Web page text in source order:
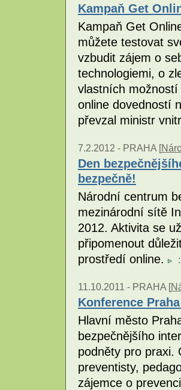
Kampaň Get
Kampaň Get
můžete testovat
vzbudit zájem o
technologiemi, o
vlastních
online dovedností
převzal ministr
7.2.2012 - PRAHA [
Den
bezpečně!
Národní centrum
mezinárodní sítě
2012. Aktivita se
připomenout
prostředí online.
11.10.2011 - PRAHA [
Konference
Hlavní město
bezpečnějšího
podněty pro praxi.
preventisty,
zájemce o